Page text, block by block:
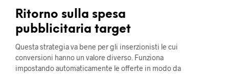
Ritorno sulla spesa
pubblicitaria target
Questa strategia va bene per gli inserzionisti le cui
conversioni hanno un valore diverso. Funziona
impostando automaticamente le offerte in modo da